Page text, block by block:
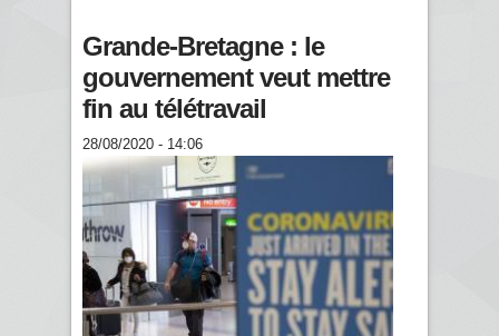
Grande-Bretagne : le
gouvernement veut mettre
fin au télétravail
28/08/2020 - 14:06